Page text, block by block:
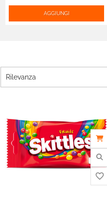
AGGIUNGI
Rilevanza